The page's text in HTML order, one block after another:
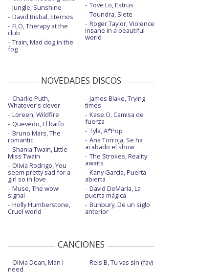
Jungle, Sunshine
David Bisbal, Eternos
FLO, Therapy at the
club
Train, Mad dog in the
fog
Tove Lo, Estrus
Toundra, Siete
Roger Taylor, Violence
insane in a beautiful
world
NOVEDADES DISCOS
Charlie Puth,
Whatever's clever
Loreen, Wildfire
Quevedo, El baifo
Bruno Mars, The
romantic
Shania Twain, Little
Miss Twain
Olivia Rodrigo, You
seem pretty sad for a
girl so in love
Muse, The wow!
signal
Holly Humberstone,
Cruel world
James Blake, Trying
times
Kase.O, Camisa de
fuerza
Tyla, A*Pop
Ana Torroja, Se ha
acabado el show
The Strokes, Reality
awaits
Kany García, Puerta
abierta
David DeMaría, La
puerta mágica
Bunbury, De un siglo
anterior
CANCIONES
Olivia Dean, Man I
need
Rels B, Tu vas sin (fav)